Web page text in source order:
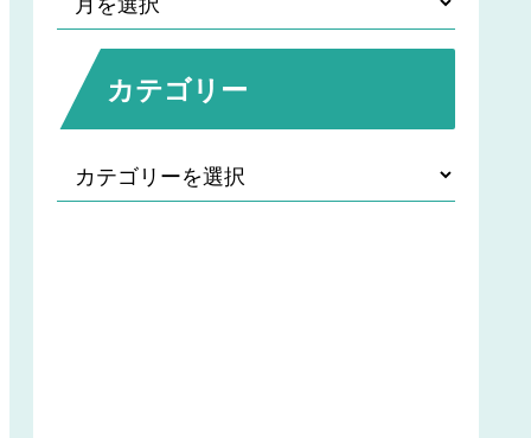
カテゴリー